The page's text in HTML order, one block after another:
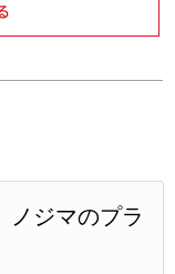
ノジマのプラ